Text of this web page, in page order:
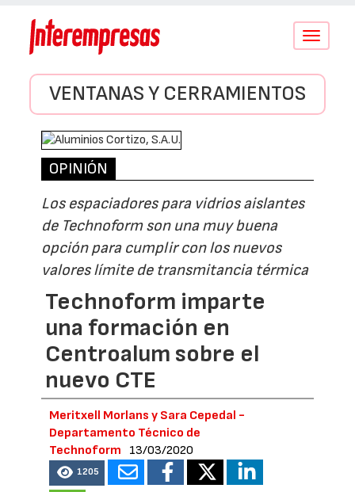
Conmutar
VENTANAS Y CERRAMIENTOS
OPINIÓN
Los espaciadores para vidrios aislantes
de Technoform son una muy buena
opción para cumplir con los nuevos
valores límite de transmitancia térmica
Technoform imparte
una formación en
Centroalum sobre el
nuevo CTE
Meritxell Morlans y Sara Cepedal -
Departamento Técnico de
Technoform
13/03/2020
1205